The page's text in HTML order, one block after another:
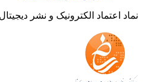
اعتماد الکترونیک و نشر دیجیتال